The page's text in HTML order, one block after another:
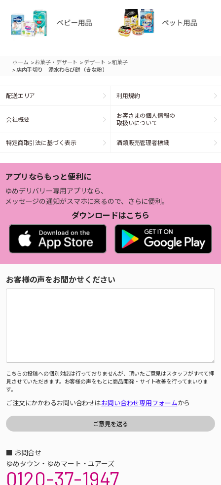
ホーム >お菓子・デザート > デザート >和菓子
> 店内手切り 湧水わらび餅（きな粉）
配送エリア 利用規約
会社概要
お客さまの個人情報の
取扱いについて
特定商取引法に基づく表示 酒類販売管理者標識
アプリならもっと便利に
ゆめデリバリー専用アプリなら、
メッセージの通知がスマホに来るので、さらに便利。
ダウンロードはこちら
お客様の声をお聞かせください
こちらの投稿への個別対応は行っておりませんが、頂いたご意見はスタッフがすべて拝
見させていただきます。お客様の声をもとに商品開発・サイト改善を行ってまいりま
す。
ご注文にかかわるお問い合わせはお問い合わせ専用フォームから
■ お問合せ
ゆめタウン・ゆめマート・ユアーズ
0120-37-1947